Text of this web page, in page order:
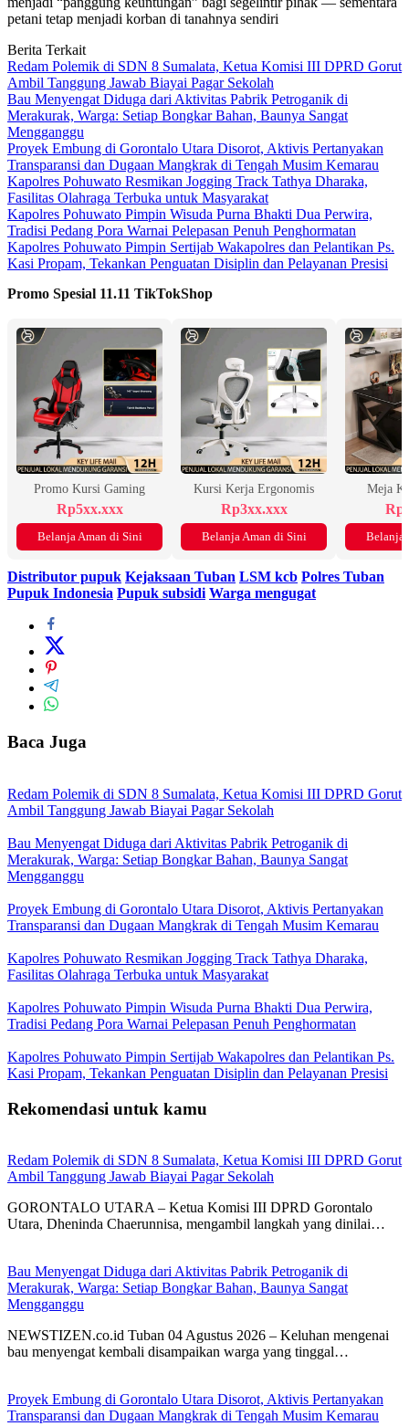
petani tetap menjadi korban di tanahnya sendiri
Berita Terkait
Redam Polemik di SDN 8 Sumalata, Ketua Komisi III DPRD Gorut
Ambil Tanggung Jawab Biayai Pagar Sekolah
Bau Menyengat Diduga dari Aktivitas Pabrik Petroganik di
Merakurak, Warga: Setiap Bongkar Bahan, Baunya Sangat
Mengganggu
Proyek Embung di Gorontalo Utara Disorot, Aktivis Pertanyakan
Transparansi dan Dugaan Mangkrak di Tengah Musim Kemarau
Kapolres Pohuwato Resmikan Jogging Track Tathya Dharaka,
Fasilitas Olahraga Terbuka untuk Masyarakat
Kapolres Pohuwato Pimpin Wisuda Purna Bhakti Dua Perwira,
Tradisi Pedang Pora Warnai Pelepasan Penuh Penghormatan
Kapolres Pohuwato Pimpin Sertijab Wakapolres dan Pelantikan Ps.
Kasi Propam, Tekankan Penguatan Disiplin dan Pelayanan Presisi
Promo Spesial 11.11 TikTokShop
Promo Kursi Gaming
Rp5xx.xxx
Belanja Aman di Sini
Kursi Kerja Ergonomis
Rp3xx.xxx
Belanja Aman di Sini
Meja
Belanja
Distributor pupuk Kejaksaan Tuban LSM kcb Polres Tuban
Pupuk Indonesia Pupuk subsidi Warga mengugat
Baca Juga
Redam Polemik di SDN 8 Sumalata, Ketua Komisi III DPRD Gorut
Ambil Tanggung Jawab Biayai Pagar Sekolah
Bau Menyengat Diduga dari Aktivitas Pabrik Petroganik di
Merakurak, Warga: Setiap Bongkar Bahan, Baunya Sangat
Mengganggu
Proyek Embung di Gorontalo Utara Disorot, Aktivis Pertanyakan
Transparansi dan Dugaan Mangkrak di Tengah Musim Kemarau
Kapolres Pohuwato Resmikan Jogging Track Tathya Dharaka,
Fasilitas Olahraga Terbuka untuk Masyarakat
Kapolres Pohuwato Pimpin Wisuda Purna Bhakti Dua Perwira,
Tradisi Pedang Pora Warnai Pelepasan Penuh Penghormatan
Kapolres Pohuwato Pimpin Sertijab Wakapolres dan Pelantikan Ps.
Kasi Propam, Tekankan Penguatan Disiplin dan Pelayanan Presisi
Rekomendasi untuk kamu
Redam Polemik di SDN 8 Sumalata, Ketua Komisi III DPRD Gorut
Ambil Tanggung Jawab Biayai Pagar Sekolah
GORONTALO UTARA – Ketua Komisi III DPRD Gorontalo
Utara, Dheninda Chaerunnisa, mengambil langkah yang dinilai…
Bau Menyengat Diduga dari Aktivitas Pabrik Petroganik di
Merakurak, Warga: Setiap Bongkar Bahan, Baunya Sangat
Mengganggu
NEWSTIZEN.co.id Tuban 04 Agustus 2026 – Keluhan mengenai
bau menyengat kembali disampaikan warga yang tinggal…
Proyek Embung di Gorontalo Utara Disorot, Aktivis Pertanyakan
Transparansi dan Dugaan Mangkrak di Tengah Musim Kemarau